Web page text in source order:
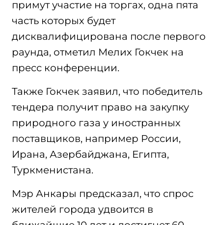
примут участие на торгах, одна пята
часть которых будет
дисквалифицирована после первого
раунда, отметил Мелих Гокчек на
пресс конференции.
Также Гокчек заявил, что победитель
тендера получит право на закупку
природного газа у иностранных
поставщиков, например России,
Ирана, Азербайджана, Египта,
Туркменистана.
Мэр Анкары предсказал, что спрос
жителей города удвоится в